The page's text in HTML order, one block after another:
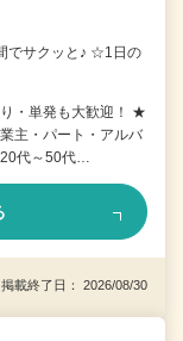
でサクッと♪ ☆1日の
・単発も大歓迎！ ★
主・パート・アルバ
20代～50代…
載終了日： 2026/08/30